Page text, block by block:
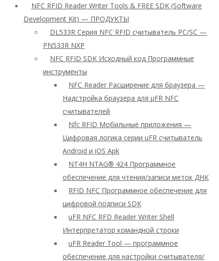
NFC RFID Reader Writer Tools & FREE SDK (Software
Development Kit) — ПРОДУКТЫ
DL533R Серия NFC RFID считыватель PC/SC —
PN533R NXP
NFC RFID SDK Исходный код Программные
инструменты
NFC Reader Расширение для браузера —
Надстройка браузера для μFR NFC
считывателей
Nfc RFID Мобильные приложения —
Цифровая логика серии uFR считыватель
Android и iOS Apk
NT4H NTAG® 424 Программное
обеспечение для чтения/записи меток ДНК
RFID NFC Программное обеспечение для
цифровой подписи SDK
uFR NFC RFD Reader Writer Shell
Интерпретатор командной строки
uFR Reader Tool — программное
обеспечение для настройки считывателя/